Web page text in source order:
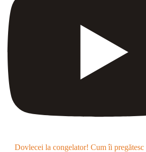
Dovlecei la congelator! Cum îi pregătesc